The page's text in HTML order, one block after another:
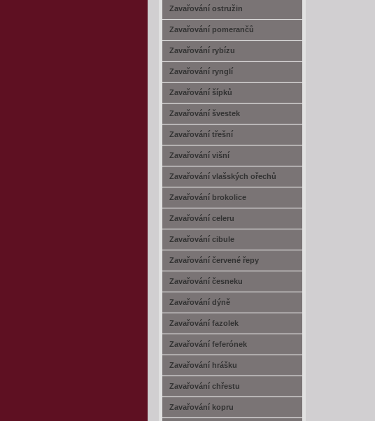
Zavařování ostružin
Zavařování pomerančů
Zavařování rybízu
Zavařování rynglí
Zavařování šípků
Zavařování švestek
Zavařování třešní
Zavařování višní
Zavařování vlašských ořechů
Zavařování brokolice
Zavařování celeru
Zavařování cibule
Zavařování červené řepy
Zavařování česneku
Zavařování dýně
Zavařování fazolek
Zavařování feferónek
Zavařování hrášku
Zavařování chřestu
Zavařování kopru